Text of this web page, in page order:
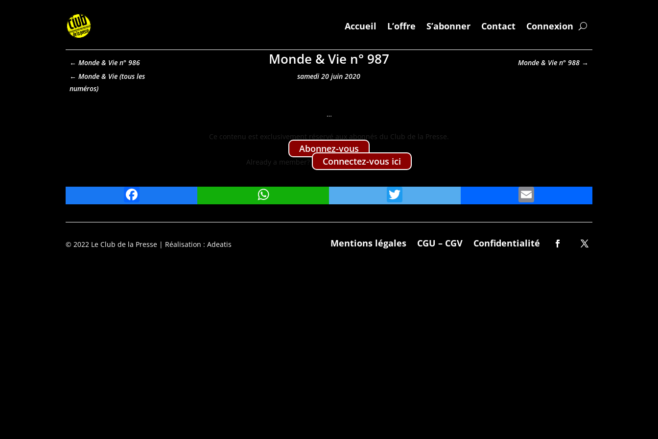
Accueil L’offre S’abonner Contact Connexion
←Monde & Vie n° 986
Monde & Vie
Monde & Vie n° 987
samedi 20 juin 2020
Monde & Vie n° 988→
…
Ce con­tenu est exclu­sive­ment réservé aux abon­nés du Club de la Presse.
Abon­nez-vous
Already a mem­ber? Con­nectez-vous ici
© 2022 Le Club de la Presse | Réalisation : Adeatis Mentions légales CGU – CGV Confidentialité